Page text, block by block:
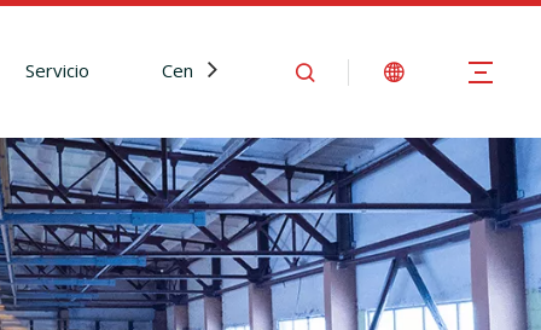
Servicio Centro de Noticias Contáctenos